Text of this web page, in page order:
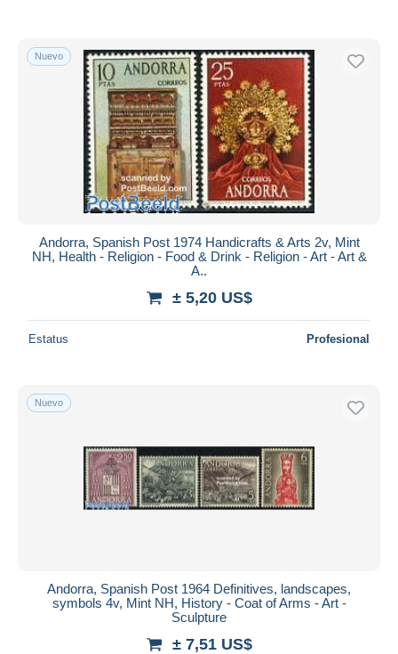
Nuevo
Andorra, Spanish Post 1974 Handicrafts & Arts 2v, Mint
NH, Health - Religion - Food & Drink - Religion - Art - Art &
A..
± 5,20 US$
Estatus Profesional
Nuevo
Andorra, Spanish Post 1964 Definitives, landscapes,
symbols 4v, Mint NH, History - Coat of Arms - Art -
Sculpture
± 7,51 US$